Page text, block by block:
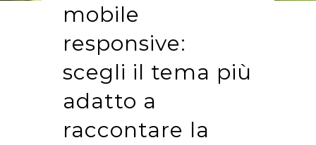
mobile
responsive:
scegli il tema più
adatto a
raccontare la